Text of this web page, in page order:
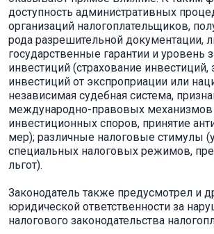
доступность административных
организаций налогоплательщиков,
рода разрешительной документации,
государственные гарантии и уровень
инвестиций (страхование инвестиций,
инвестиций от экспроприации или
независимая судебная система,
международно-правовых
инвестиционных споров, принятие
мер); различные налоговые стимулы
специальных налоговых режимов,
льгот).
Законодатель также предусмотрел и
юридической ответственности за
налогового законодательства